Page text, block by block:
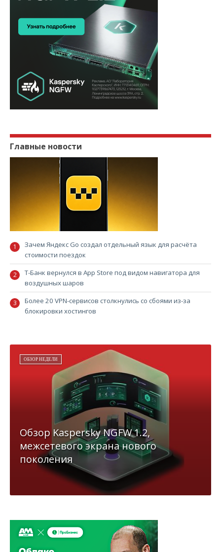
Главные новости
Зачем Яндекс Go создал отдельный язык для расчёта
стоимости поездок
Т-Банк вернулся в App Store под видом навигатора для
воздушных шаров
Более 20 VPN-сервисов столкнулись со сбоями из-за
блокировки хостингов
ОБЗОР НЕДЕЛИ
Обзор Kaspersky NGFW 1.2,
межсетевого экрана нового
поколения